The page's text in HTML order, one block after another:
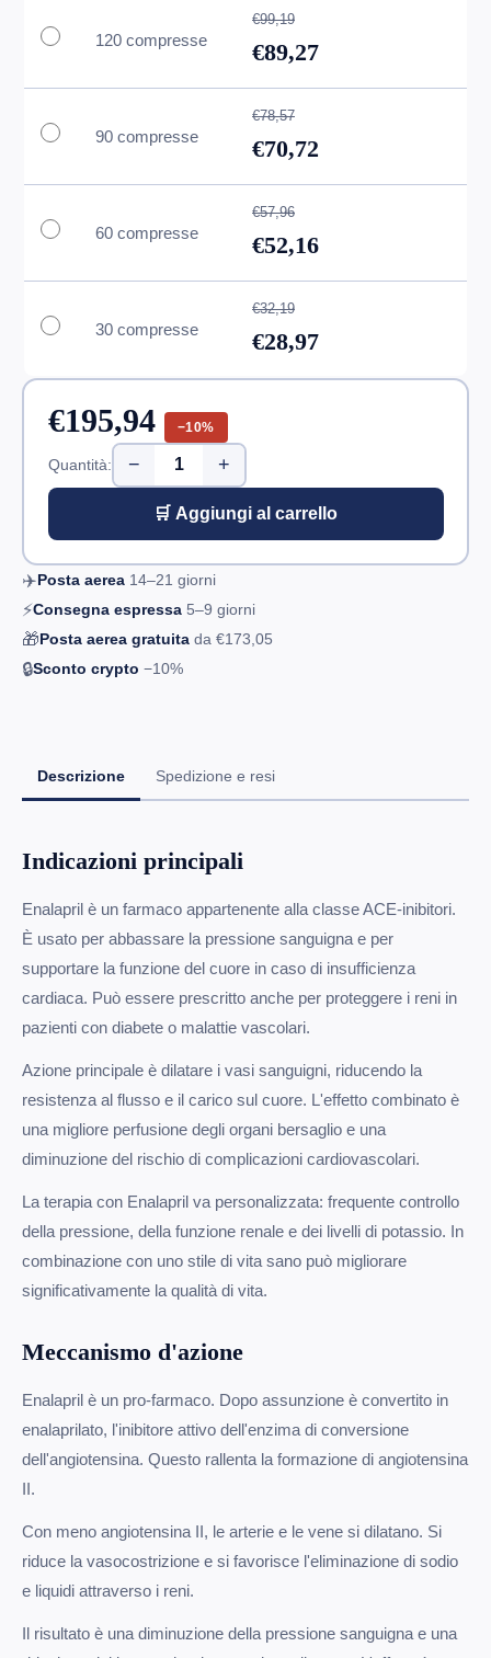
120 compresse
€99,19
€89,27
90 compresse
€78,57
€70,72
60 compresse
€57,96
€52,16
30 compresse
€32,19
€28,97
€195,94 −10%
Quantità: − +
🛒 Aggiungi al carrello
✈️Posta aerea 14–21 giorni
⚡Consegna espressa 5–9 giorni
🎁Posta aerea gratuita da €173,05
🔒Sconto crypto −10%
Descrizione Spedizione e resi
Indicazioni principali
Enalapril è un farmaco appartenente alla classe ACE-inibitori.
È usato per abbassare la pressione sanguigna e per
supportare la funzione del cuore in caso di insufficienza
cardiaca. Può essere prescritto anche per proteggere i reni in
pazienti con diabete o malattie vascolari.
Azione principale è dilatare i vasi sanguigni, riducendo la
resistenza al flusso e il carico sul cuore. L'effetto combinato è
una migliore perfusione degli organi bersaglio e una
diminuzione del rischio di complicazioni cardiovascolari.
La terapia con Enalapril va personalizzata: frequente controllo
della pressione, della funzione renale e dei livelli di potassio. In
combinazione con uno stile di vita sano può migliorare
significativamente la qualità di vita.
Meccanismo d'azione
Enalapril è un pro-farmaco. Dopo assunzione è convertito in
enalaprilato, l'inibitore attivo dell'enzima di conversione
dell'angiotensina. Questo rallenta la formazione di angiotensina
II.
Con meno angiotensina II, le arterie e le vene si dilatano. Si
riduce la vasocostrizione e si favorisce l'eliminazione di sodio
e liquidi attraverso i reni.
Il risultato è una diminuzione della pressione sanguigna e una